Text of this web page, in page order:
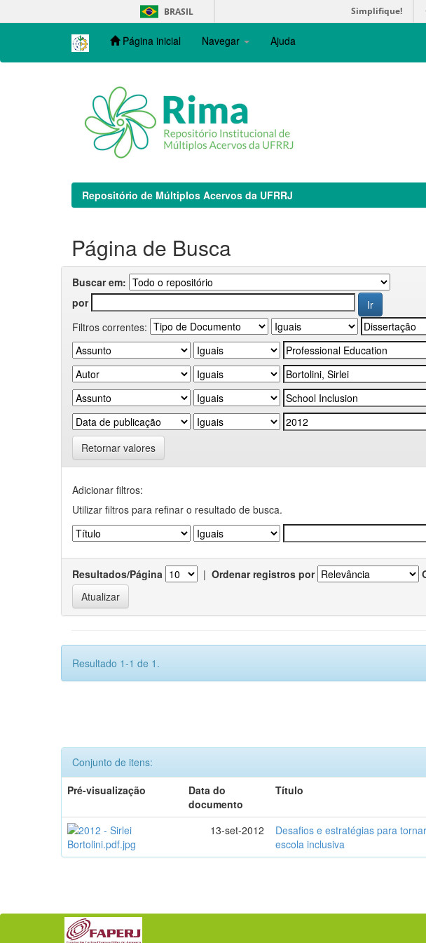
navigation
BRASIL Simplifique!
Página inicial Navegar Ajuda
Repositório de Múltiplos Acervos da UFRRJ
Página de Busca
Buscar em:
por
Filtros correntes:
Retornar valores
Adicionar filtros:
Utilizar filtros para refinar o resultado de busca.
Resultados/Página | Ordenar registros por
Resultado 1-1 de 1.
Conjunto de itens:
Pré-visualização
Data do
documento
Título
13-set-2012
Desafios e estratégias para
escola inclusiva